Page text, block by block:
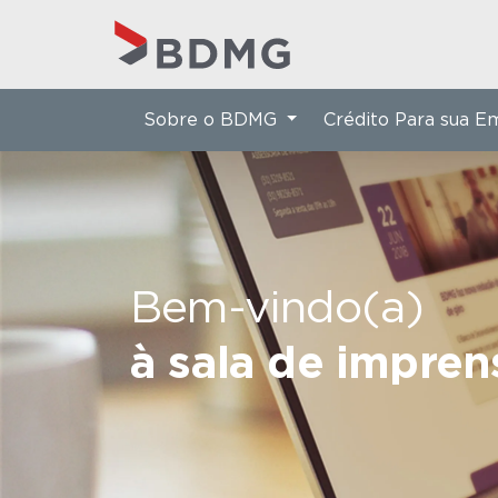
Bem-vindo(a)
à sala de
Sobre o BDMG Crédito Para sua